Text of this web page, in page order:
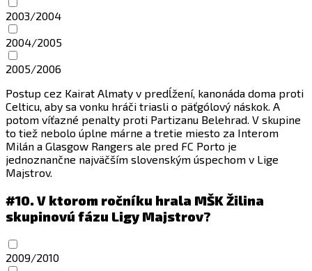
2003/2004
2004/2005
2005/2006
Postup cez Kairat Almaty v predĺžení, kanonáda doma proti
Celticu, aby sa vonku hráči triasli o päťgólový náskok. A
potom víťazné penalty proti Partizanu Belehrad. V skupine
to tiež nebolo úplne márne a tretie miesto za Interom
Milán a Glasgow Rangers ale pred FC Porto je
jednoznančne najväčším slovenským úspechom v Lige
Majstrov.
#10. V ktorom ročníku hrala MŠK Žilina
skupinovú fázu Ligy Majstrov?
2009/2010